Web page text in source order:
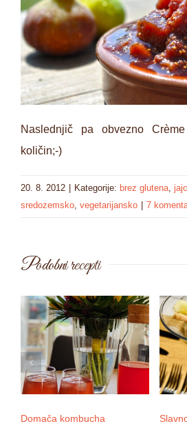
Naslednjič pa obvezno
količin;-)
20. 8. 2012 Kategorije: brez glutena,
sredozemsko, vegetarijansko 7
Podobni recepti
Domača kombucha